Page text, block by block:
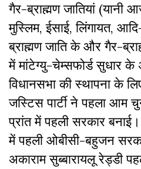
गैर-ब्राह्मण जातियां (यानी
मुस्लिम, ईसाई, लिंगायत,
ब्राह्मण जाति के और गैर-
में मांटेग्यु-चेम्सफोर्ड सुधार के
विधानसभा की स्थापना के
जस्टिस पार्टी ने पहला आम
प्रांत में पहली सरकार
में पहली ओबीसी-बहुजन
अकाराम सुब्बारायलू रेड्डी